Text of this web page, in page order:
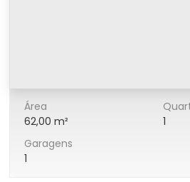
Área
62,00 m²
1
Garagens
1